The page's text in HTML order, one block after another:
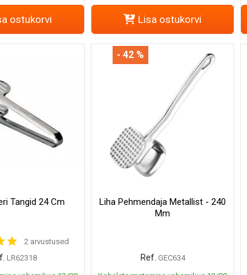
ostukorvi Lisa ostukorvi
Tangid 24 Cm
2 arvustused
LR62318
Liha Pehmendaja Metallist - 240
Mm
Ref. GEC634
- 42 %